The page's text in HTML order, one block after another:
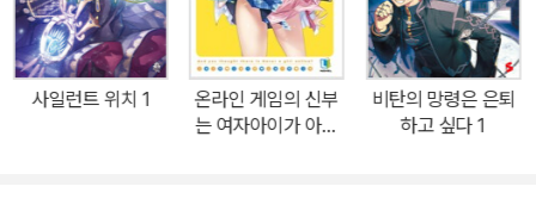
다.
사일런트 위치 1
온라인 게임의 신부
는 여자아이가 아니
비탄의 망령은 은퇴
하고 싶다 1